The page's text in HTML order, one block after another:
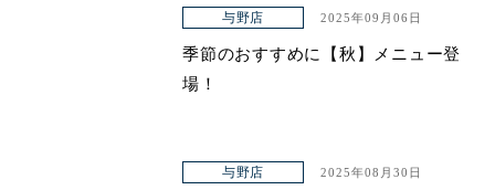
与野店 2025年09月06日
季節のおすすめに【秋】メニュー登
場！
与野店 2025年08月30日